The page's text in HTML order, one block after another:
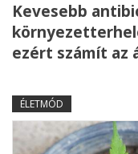
Kevesebb
ezért számít az
ÉLETMÓD